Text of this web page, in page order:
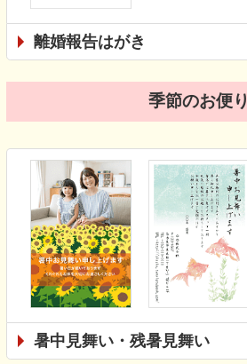
離婚報告はがき
季節のお便り
暑中見舞い・残暑見舞い